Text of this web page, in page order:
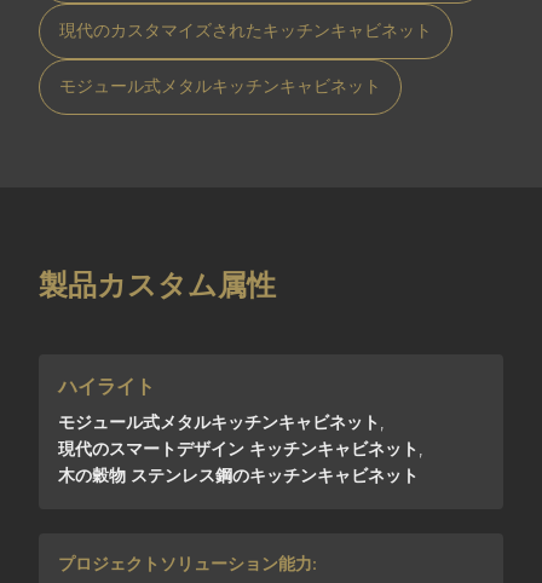
現代のカスタマイズされたキッチンキャビネット
モジュール式メタルキッチンキャビネット
製品カスタム属性
ハイライト
モジュール式メタルキッチンキャビネット ,
現代のスマートデザイン キッチンキャビネット ,
木の穀物 ステンレス鋼のキッチンキャビネット
プロジェクトソリューション能力: